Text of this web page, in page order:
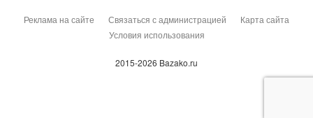
Реклама на сайте Связаться с администрацией
Карта сайта
Условия использования
2015-2026 Bazako.ru